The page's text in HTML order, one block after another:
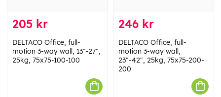
205 kr
DELTACO Office, full-
motion 3-way wall, 13"-27",
25kg, 75x75-100-100
246 kr
DELTACO Office, full-
motion 3-way wall,
23"-42", 25kg, 75x75-200-
200